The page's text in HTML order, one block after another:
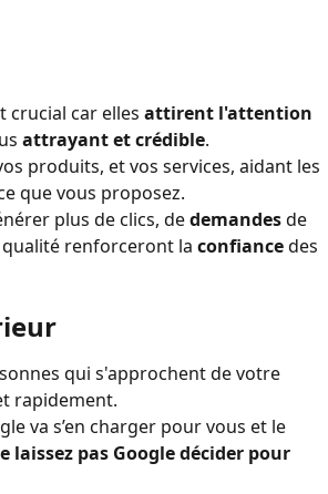
crucial car elles attirent l'attention
attrayant et crédible.
produits, et vos services, aidant les
que vous proposez.
plus de clics, de demandes de
renforceront la confiance des
qui s'approchent de votre
rapidement.
va s’en charger pour vous et le
laissez pas Google décider pour